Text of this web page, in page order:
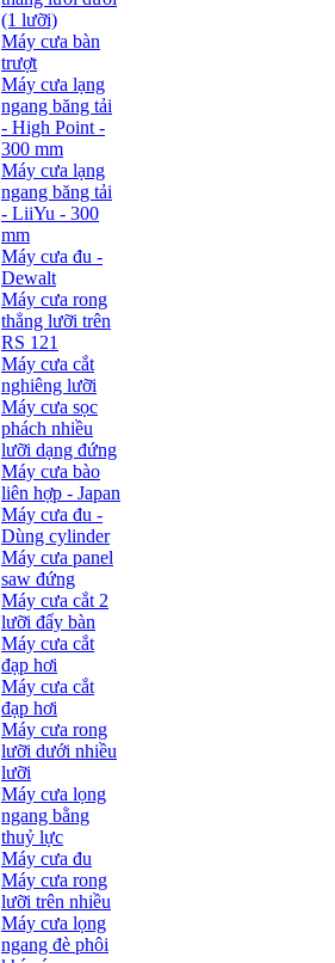
(1 lưỡi)
Máy cưa bàn
trượt
Máy cưa lạng
ngang băng tải
- High Point -
300 mm
Máy cưa lạng
ngang băng tải
- LiiYu - 300
mm
Máy cưa đu -
Dewalt
Máy cưa rong
thẳng lưỡi trên
RS 121
Máy cưa cắt
nghiêng lưỡi
Máy cưa sọc
phách nhiều
lưỡi dạng đứng
Máy cưa bào
liên hợp - Japan
Máy cưa đu -
Dùng cylinder
Máy cưa panel
saw đứng
Máy cưa cắt 2
lưỡi đẩy bàn
Máy cưa cắt
đạp hơi
Máy cưa cắt
đạp hơi
Máy cưa rong
lưỡi dưới nhiều
lưỡi
Máy cưa lọng
ngang bằng
thuỷ lực
Máy cưa đu
Máy cưa rong
lưỡi trên nhiều
Máy cưa lọng
ngang đè phôi